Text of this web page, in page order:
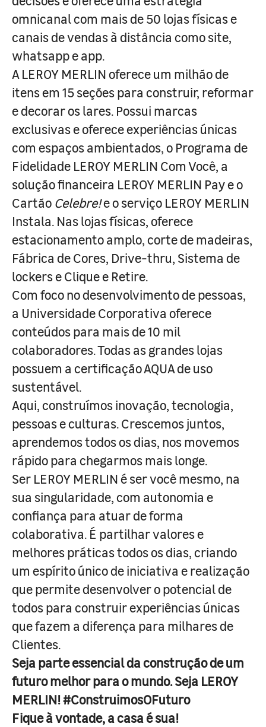
omnicanal com mais de 50 lojas físicas e
canais de vendas à distância como site,
whatsapp e app.
A LEROY MERLIN oferece um milhão de
itens em 15 seções para construir, reformar
e decorar os lares. Possui marcas
exclusivas e oferece experiências únicas
com espaços ambientados, o Programa de
Fidelidade LEROY MERLIN Com Você, a
solução financeira LEROY MERLIN Pay e o
Cartão Celebre!e o serviço LEROY MERLIN
Instala. Nas lojas físicas, oferece
estacionamento amplo, corte de madeiras,
Fábrica de Cores, Drive-thru, Sistema de
lockers e Clique e Retire.
Com foco no desenvolvimento de pessoas,
a Universidade Corporativa oferece
conteúdos para mais de 10 mil
colaboradores. Todas as grandes lojas
possuem a certificação AQUA de uso
sustentável.
Aqui, construímos inovação, tecnologia,
pessoas e culturas. Crescemos juntos,
aprendemos todos os dias, nos movemos
rápido para chegarmos mais longe.
Ser LEROY MERLIN é ser você mesmo, na
sua singularidade, com autonomia e
confiança para atuar de forma
colaborativa. É partilhar valores e
melhores práticas todos os dias, criando
um espírito único de iniciativa e realização
que permite desenvolver o potencial de
todos para construir experiências únicas
que fazem a diferença para milhares de
Clientes.
Seja parte essencial da construção de um
futuro melhor para o mundo. Seja LEROY
MERLIN! #ConstruimosOFuturo
Fique à vontade, a casa é sua!